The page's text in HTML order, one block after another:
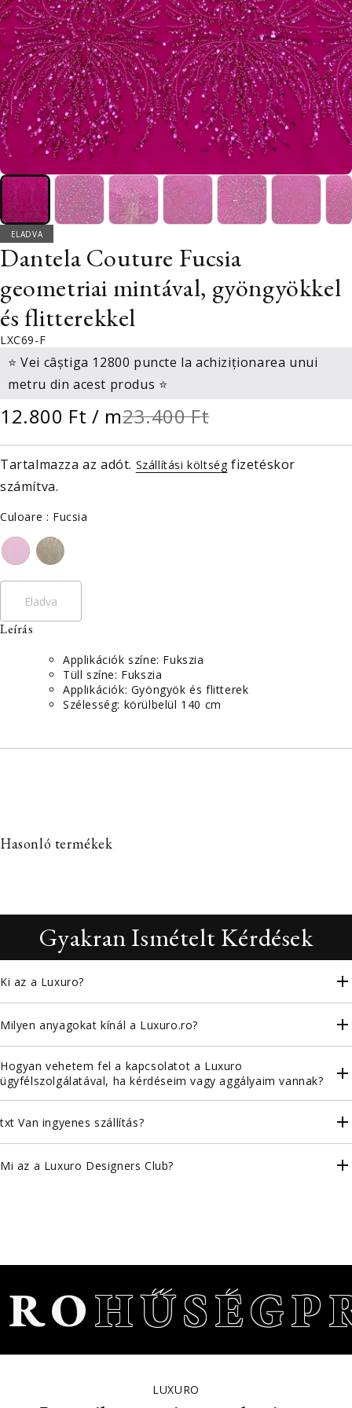
ELADVA
Dantela Couture Fucsia
geometriai mintával, gyöngyökkel
és flitterekkel
LXC69-F
⭐ Vei câștiga 12800 puncte la achiziționarea unui
metru din acest produs ⭐
12.800 Ft / m23.400 Ft
Tartalmazza az adót. Szállítási költség fizetéskor
számítva.
Culoare : Fucsia
Eladva
Leírás
Applikációk színe: Fukszia
Tüll színe: Fukszia
Applikációk: Gyöngyök és flitterek
Szélesség: körülbelül 140 cm
Hasonló termékek
Gyakran Ismételt Kérdések
Ki az a Luxuro?
Milyen anyagokat kínál a Luxuro.ro?
Hogyan vehetem fel a kapcsolatot a Luxuro
ügyfélszolgálatával, ha kérdéseim vagy aggályaim vannak?
txt Van ingyenes szállítás?
Mi az a Luxuro Designers Club?
LUXURO